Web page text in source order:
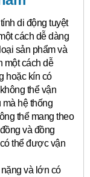
di động tuyệt
cách dễ dàng
sản phẩm và
một cách dễ
hoặc kín có
thể vận
hệ thống
thể mang theo
và đồng
thể được vận
và lớn có